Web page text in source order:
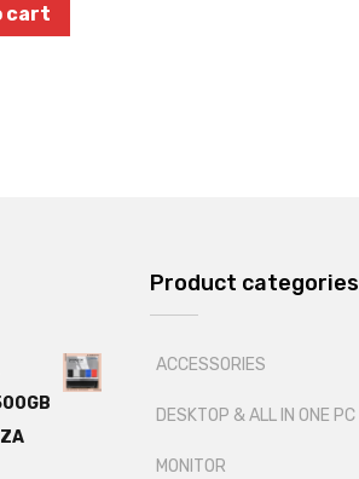
cart
Product categories
ACCESSORIES
DESKTOP & ALL IN ONE PC
MONITOR